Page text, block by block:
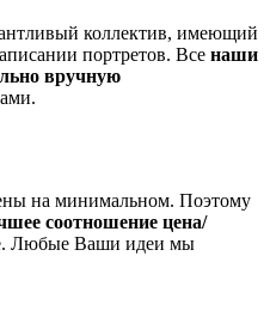
коллектив, имеющий
портретов. Все наши
вручную
на минимальном. Поэтому
соотношение цена/
Любые Ваши идеи мы